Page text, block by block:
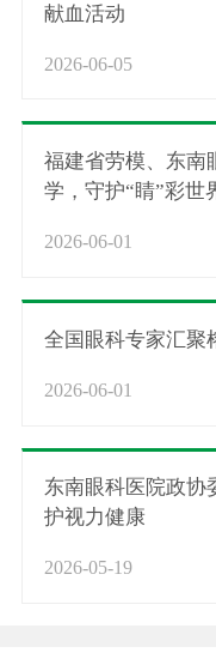
献血活动
2026-06-05
福建省劳模、东南
学，守护“睛”彩世
2026-06-01
全国眼科专家汇聚
2026-06-01
东南眼科医院政协
护视力健康
2026-05-19